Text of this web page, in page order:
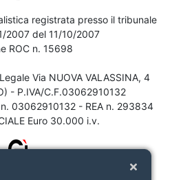
registrata presso il tribunale
2007 del 11/10/2007
ROC n. 15698
Via NUOVA VALASSINA, 4
- P.IVA/C.F.03062910132
03062910132 - REA n. 293834
Euro 30.000 i.v.